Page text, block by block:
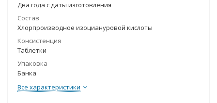
Два года с даты изготовления
Состав
Хлорпроизводное изоциануровой кислоты
Консистенция
Таблетки
Упаковка
Банка
Все характеристики